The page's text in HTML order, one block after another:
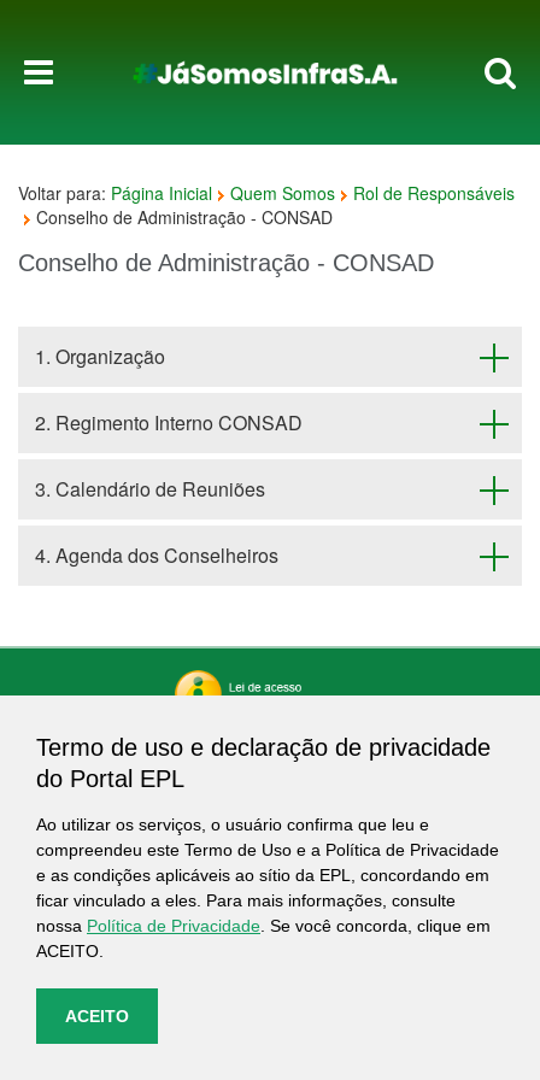
Voltar para: Página Inicial Quem Somos
Rol de Responsáveis
Conselho de Administração - CONSAD
Conselho de Administração - CONSAD
1. Organização
2. Regimento Interno CONSAD
3. Calendário de Reuniões
4. Agenda dos Conselheiros
Termo de uso e declaração de privacidade
do Portal EPL
Ao utilizar os serviços, o usuário confirma que leu e
compreendeu este Termo de Uso e a Política de Privacidade
e as condições aplicáveis ao sítio da EPL, concordando em
ficar vinculado a eles. Para mais informações, consulte
nossa Política de Privacidade . Se você concorda, clique em
ACEITO.
ACEITO